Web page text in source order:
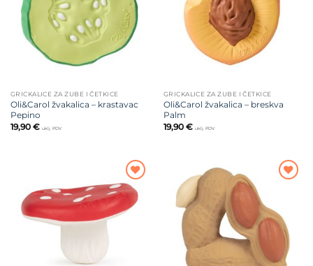
GRICKALICE ZA ZUBE I ČETKICE
Oli&Carol žvakalica – krastavac
Pepino
19,90 € uklj. PDV
GRICKALICE ZA ZUBE I ČETKICE
Oli&Carol žvakalica – breskva
Palm
19,90 € uklj. PDV
Dodajte
na listu
želja